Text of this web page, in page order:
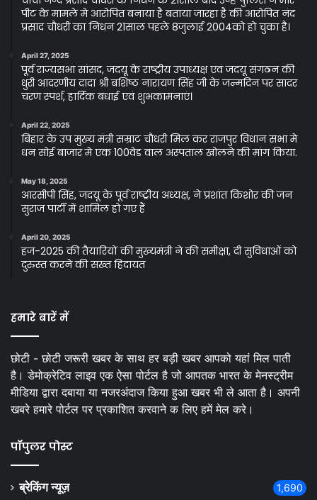
पीट के मामले मे आरोपित बनाया है बताया जारहा है की आरोपित नंद
प्रसाद चौधरी का निधन 21साल पहले 8जुलाई 2004को हो चुका है।
April 27, 2025
पूर्व राज्यसभा सांसद, जदयू के राष्ट्रीय उपाध्यक्ष एवं जदयू संगठन की
धुरी आदरणीय दादा श्री बशिष्ठ नारायण सिंह जी के जन्मदिन पर सादर
चरण स्पर्श, हार्दिक बधाई एवं शुभकामनाएं।
April 22, 2025
बिहार के उप मुख्य मंत्री सम्राट चौधरी मिल कर राजपुर विधान सभा मे
धन सोई बाजार मे एक 100वेड वाल अस्पताल खोलने की मांग किया.
May 18, 2025
आरसीपी सिंह, जदयू के पूर्व राष्ट्रीय अध्यक्ष, ने प्रशांत किशोर की जन
सुराज पार्टी में शामिल हो गए हैं
April 20, 2025
हज-2025 की तैयारियों की मुख्यमंत्री ने की समीक्षा, दी सुविधाओं को
दुरुस्त करने की सख्त हिदायत
हमारे बारें में
छोटी - छोटी जरूरी खबर के साथ हर बड़ी खबर आपको यहां मिल पाती
है। डेमोक्रेटिव लाइव एक ऐसा पोर्टल है जो आपतक भारत के मेनस्ट्रीम
मीडिया द्वारा दबाया या नजरअंदाज किया हुआ खबर भी ले आता है। अपनी
खबरे हमारे पोर्टल पर प्रकाशित करवाने क लिए हमें मेल करे।
पॉपुलर पोस्ट
ब्रेकिंग न्यूज़ 1,690